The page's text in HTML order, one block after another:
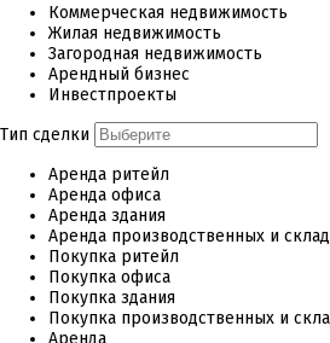
Коммерческая недвижимость
Жилая недвижимость
Загородная недвижимость
Арендный бизнес
Инвестпроекты
Тип сделки
Аренда ритейл
Аренда офиса
Аренда здания
Аренда производственных и
Покупка ритейл
Покупка офиса
Покупка здания
Покупка производственных и
Аренда